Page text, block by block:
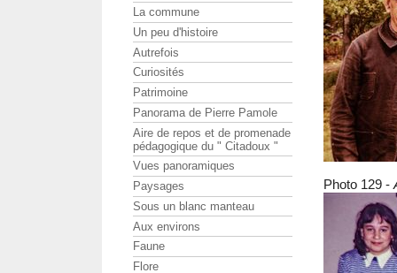
Photo 129 -
La commune
Un peu d'histoire
Autrefois
Curiosités
Patrimoine
Panorama de Pierre Pamole
Aire de repos et de promenade
pédagogique du " Citadoux "
Vues panoramiques
Paysages
Sous un blanc manteau
Aux environs
Faune
Flore